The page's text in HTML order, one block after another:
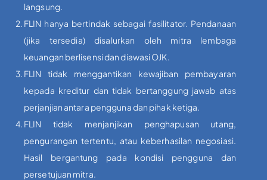
langsung.
FLIN hanya bertindak sebagai fasilitator. Pendanaan
(jika tersedia) disalurkan oleh mitra lembaga
keuangan berlisensi dan diawasi OJK.
FLIN tidak menggantikan kewajiban pembayaran
kepada kreditur dan tidak bertanggung jawab atas
perjanjian antara pengguna dan pihak ketiga.
FLIN tidak menjanjikan penghapusan utang,
pengurangan tertentu, atau keberhasilan negosiasi.
Hasil bergantung pada kondisi pengguna dan
persetujuan mitra.